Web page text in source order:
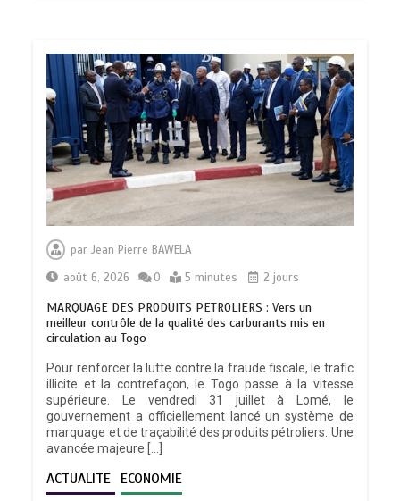
parJean Pierre BAWELA
août 6, 2026
0 5 minutes 2 jours
MARQUAGE DES PRODUITS PETROLIERS : Vers un
meilleur contrôle de la qualité des carburants mis en
circulation au Togo
Pour renforcer la lutte contre la fraude fiscale, le trafic
illicite et la contrefaçon, le Togo passe à la vitesse
supérieure. Le vendredi 31 juillet à Lomé, le
gouvernement a officiellement lancé un système de
marquage et de traçabilité des produits pétroliers. Une
avancée majeure […]
ACTUALITE ECONOMIE